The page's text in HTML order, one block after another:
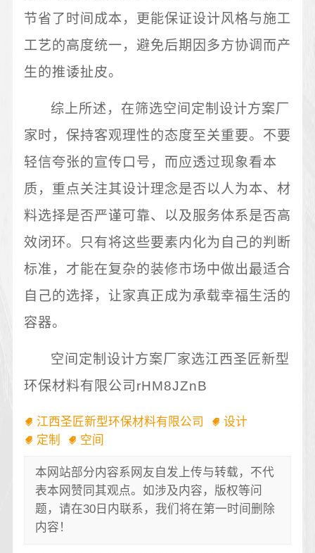
节省了时间成本，更能保证设计风格与施工
工艺的高度统一，避免后期因多方协调而产
生的推诿扯皮。
综上所述，在筛选空间定制设计方案厂
家时，保持客观理性的态度至关重要。不要
轻信夸张的宣传口号，而应透过现象看本
质，重点关注其设计理念是否以人为本、材
料选择是否严谨可靠、以及服务体系是否高
效闭环。只有将这些要素内化为自己的判断
标准，才能在复杂的装修市场中做出最适合
自己的选择，让家真正成为承载幸福生活的
容器。
空间定制设计方案厂家选江西圣匠新型
环保材料有限公司rHM8JZnB
江西圣匠新型环保材料有限公司
设计
定制
空间
本网站部分内容系网友自发上传与转载，不代
表本网赞同其观点。如涉及内容，版权等问
题，请在30日内联系，我们将在第一时间删除
内容！